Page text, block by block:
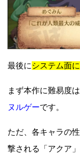
最後に システム面
まず本作に難易度
ヌルゲーです。
ただ、各キャラの
撃される「アクア